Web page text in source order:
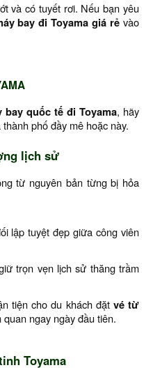
và có tuyết rơi. Nếu bạn yêu
bay đi Toyama giá rẻvào
bay quốc tế đi Toyama, hãy
phố đầy mê hoặc này.
lịch sử
từ nguyên bản từng bị hỏa
lập tuyệt đẹp giữa công viên
trọn vẹn lịch sử thăng trầm
tiện cho du khách đặt vé từ
quan ngay ngày đầu tiên.
Toyama